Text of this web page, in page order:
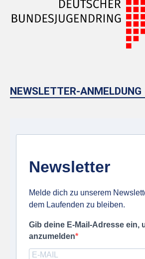
NEWSLETTER-ANMELDUNG
Newsletter
Melde dich zu unserem
dem Laufenden zu bleiben.
Gib deine E-Mail-Adresse ein,
anzumelden